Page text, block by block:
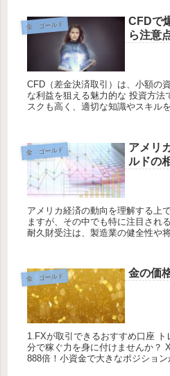
金 ゴールド
CFDで
ら注意
CFD（差金決済取引）は、小額の
な利益を狙える魅力的な 投資方法
スクも高く、適切な知識やスキル
金 ゴールド
アメリ
ルドの
アメリカ経済の動向を理解する上
ますが、その中でも特に注目され
耐久財受注は、製造業の健全性や
金 ゴールド 金の価
1.FXが取引できるおすすめ口座 トレードスキルを身に付けて自
分で稼ぐ力を身に付けませんか？
888倍！小資金で大きなポジショ